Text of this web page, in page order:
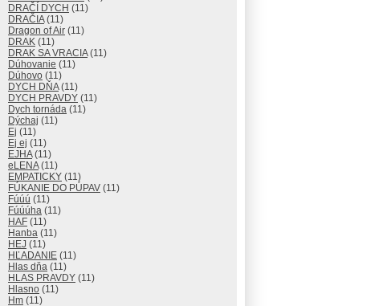
DRAČÍ DYCH (11)
DRAČIA(11)
Dragon of Air (11)
DRAK (11)
DRAK SA VRACIA(11)
Dúhovanie (11)
Dúhovo (11)
DYCH DŇA(11)
DYCH PRAVDY (11)
Dych tornáda (11)
Dýchaj (11)
Ej (11)
Ej ej (11)
EJHA(11)
eLENA(11)
EMPATICKY (11)
FÚKANIE DO PÚPAV (11)
Fúúú (11)
Fúúúha (11)
HAF (11)
Hanba (11)
HEJ (11)
HĽADANIE (11)
Hlas dňa (11)
HLAS PRAVDY (11)
Hlasno (11)
Hm (11)